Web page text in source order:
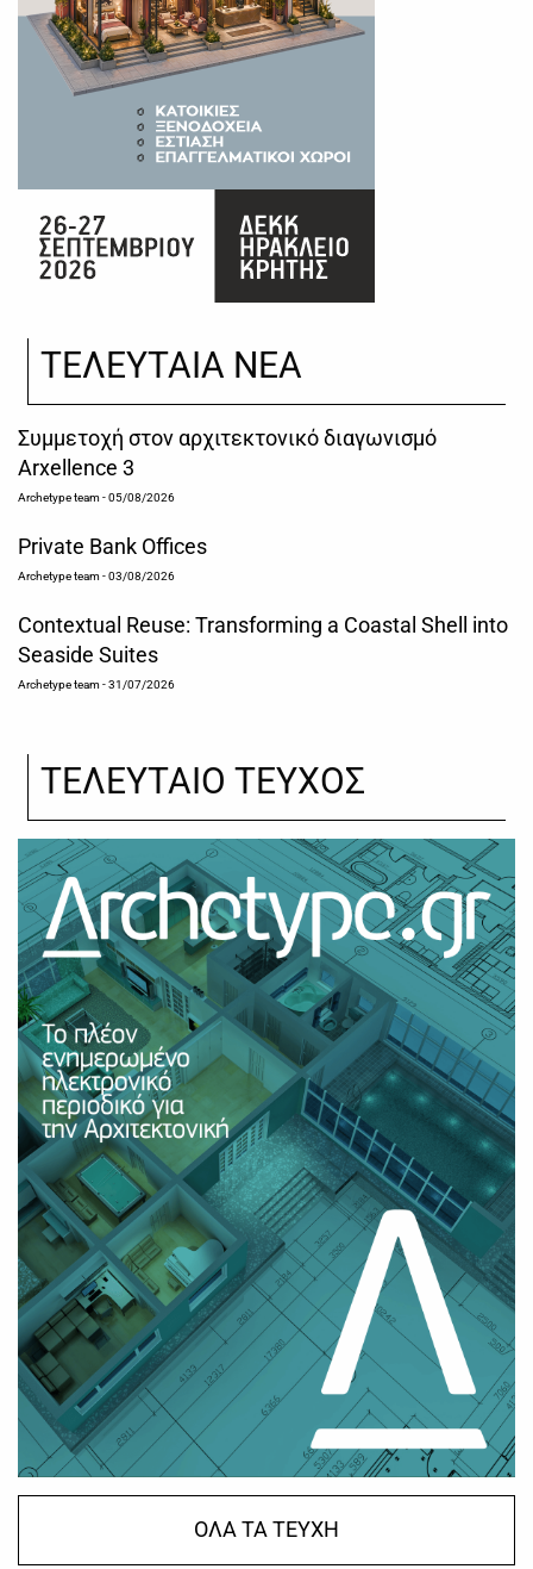
ΤΕΛΕΥΤΑΙΑ ΝΕΑ
Συμμετοχή στον αρχιτεκτονικό διαγωνισμό
Arxellence 3
Archetype team- 05/08/2026
Private Bank Offices
Archetype team- 03/08/2026
Contextual Reuse: Transforming a Coastal Shell into
Seaside Suites
Archetype team- 31/07/2026
ΤΕΛΕΥΤΑΙΟ ΤΕΥΧΟΣ
ΟΛΑ ΤΑ ΤΕΥΧΗ